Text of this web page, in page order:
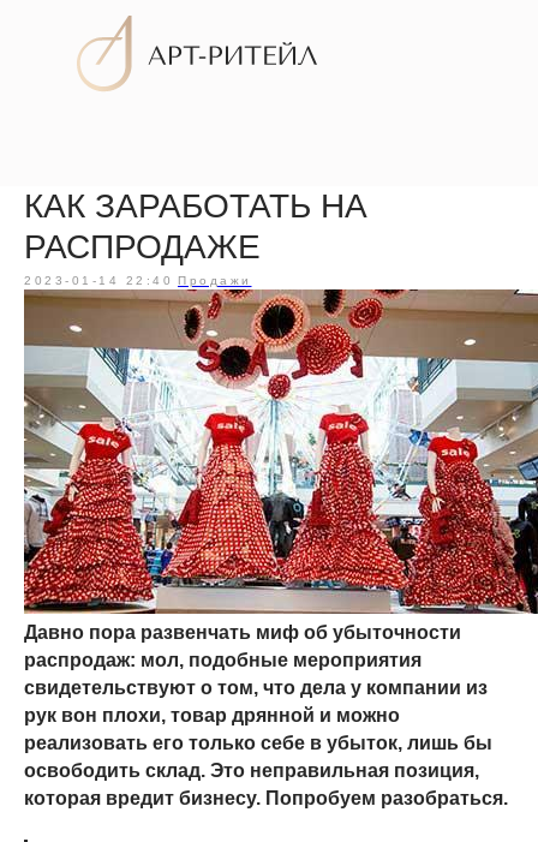
Услуги
КАК ЗАРАБОТАТЬ НА
РАСПРОДАЖЕ
2023-01-14 22:40 Продажи
Давно пора развенчать миф об убыточности
распродаж: мол, подобные мероприятия
свидетельствуют о том, что дела у компании из
рук вон плохи, товар дрянной и можно
реализовать его только себе в убыток, лишь бы
освободить склад. Это неправильная позиция,
которая вредит бизнесу. Попробуем разобраться.